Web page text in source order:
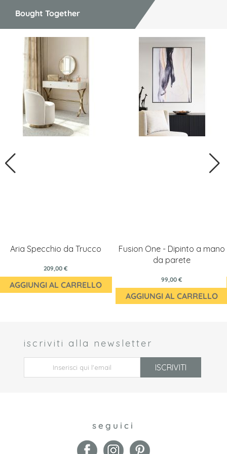
Bought Together
Aria Specchio da Trucco
209,00 €
AGGIUNGI AL CARRELLO
Fusion One - Dipinto a mano
da parete
99,00 €
AGGIUNGI AL CARRELLO
iscriviti alla newsletter
ISCRIVITI
seguici